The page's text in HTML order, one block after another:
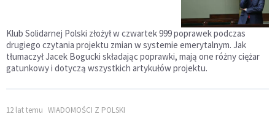
Klub Solidarnej Polski złożył w czwartek 999 poprawek podczas
drugiego czytania projektu zmian w systemie emerytalnym. Jak
tłumaczył Jacek Bogucki składając poprawki, mają one różny ciężar
gatunkowy i dotyczą wszystkich artykułów projektu.
12 lat temu WIADOMOŚCI Z POLSKI